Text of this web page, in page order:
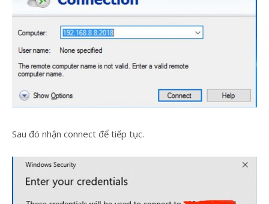
Sau đó nhận connect để tiếp tục.